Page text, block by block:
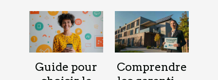
Guide pour
Comprendre